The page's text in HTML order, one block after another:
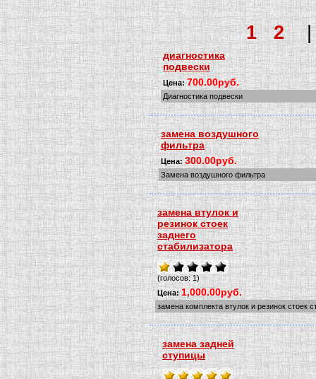
1 2
диагностика
подвески
Цена:700.00руб.
Диагностика подвески
замена воздушного
фильтра
Цена: 300.00руб.
Замена воздушного фильтра
замена втулок и
резинок стоек
заднего
стабилизатора
(голосов: 1)
Цена:1,000.00руб.
замена комплекта втулок и резинок стоек
замена задней
ступицы